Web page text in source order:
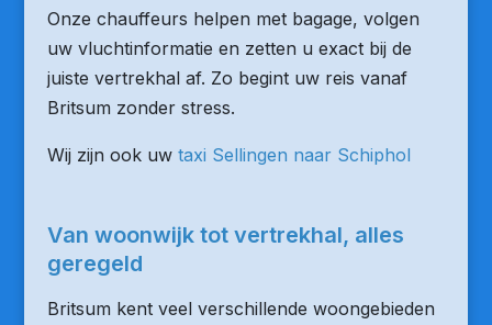
Onze chauffeurs helpen met bagage, volgen
uw vluchtinformatie en zetten u exact bij de
juiste vertrekhal af. Zo begint uw reis vanaf
Britsum zonder stress.
Wij zijn ook uw taxi Sellingen naar Schiphol
Van woonwijk tot vertrekhal, alles
geregeld
Britsum kent veel verschillende woongebieden